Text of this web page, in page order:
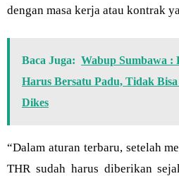
dengan masa kerja atau kontrak
Baca Juga: Wabup Sumbawa :
Harus Bersatu Padu, Tidak
Dikes
“Dalam aturan terbaru, setelah
THR sudah harus diberikan